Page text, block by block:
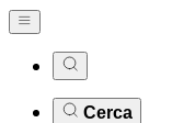
Cerca